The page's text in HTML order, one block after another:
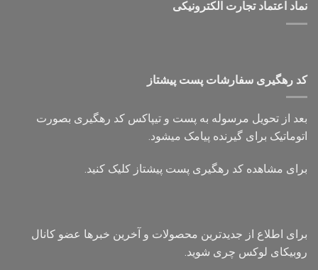
نماد اعتماد تجارت الكترونیكی
کد رهگیری سفارشات پست پیشتاز
بعد از تحویل مرسوله به پست و تیپاکس کد رهگیری بصورت
اتوماتیک برای گیرنده پیامک میشود.
برای مشاهده کد رهگیری پست پیشتاز کلیک کنید.
برای اطلاع از جدیدترین محصولات و آخرین خبرها عضو کانال
روبیکای لوکس چری شوید.